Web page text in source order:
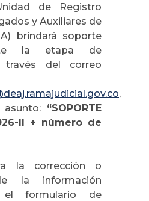
de Registro
y Auxiliares de
brindará soporte
la etapa de
través del correo
,
“SOPORTE
II + número de
la corrección o
la información
el formulario de